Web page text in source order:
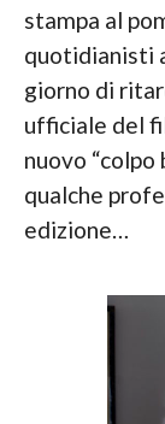
stampa al
quotidianisti
giorno di
ufficiale del
nuovo
qualche
edizione…